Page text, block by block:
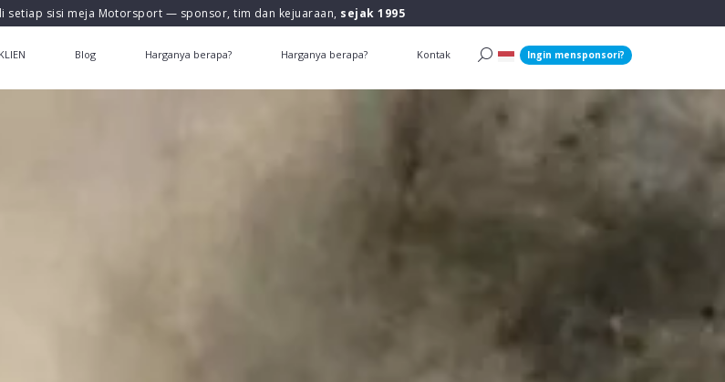
setiap sisi meja Motorsport — sponsor, tim dan kejuaraan, sejak 1995
KLIEN Blog Harganya berapa? Harganya berapa? Kontak Ingin mensponsori?